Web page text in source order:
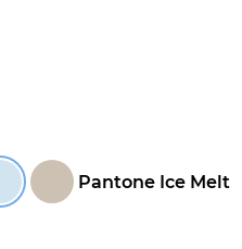
Pantone Ice Melt